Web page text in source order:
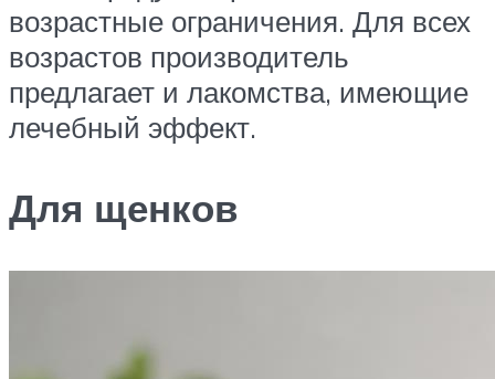
возрастные ограничения. Для всех
возрастов производитель
предлагает и лакомства, имеющие
лечебный эффект.
Для щенков